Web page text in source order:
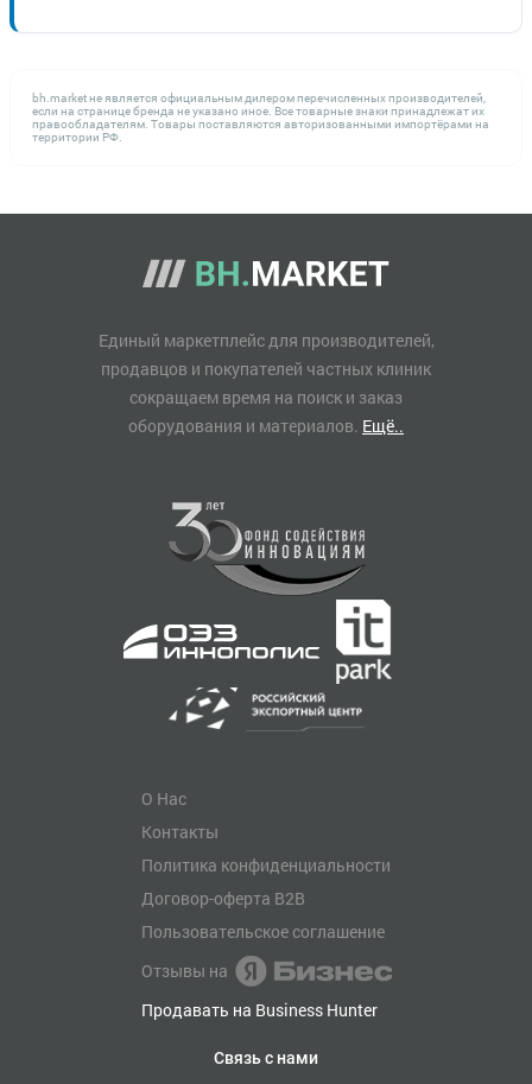
bh.market не является официальным дилером перечисленных производителей,
если на странице бренда не указано иное. Все товарные знаки принадлежат их
правообладателям. Товары поставляются авторизованными импортёрами на
территории РФ.
Единый маркетплейс для производителей,
продавцов и покупателей частных клиник
сокращаем время на поиск и заказ
оборудования и материалов. Ещё..
О Нас
Контакты
Политика конфиденциальности
Договор-оферта B2B
Пользовательское соглашение
Отзывы на
Продавать на Business Hunter
Связь с нами